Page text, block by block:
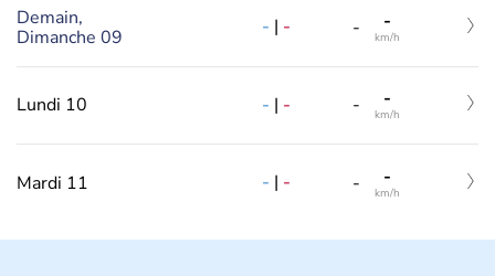
Demain,
Dimanche 09
- | - - -
km/h
Lundi 10 - | - - -
km/h
Mardi 11 - | - - -
km/h